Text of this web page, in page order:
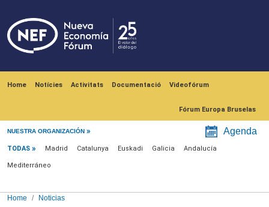
Home Notícies Activitats Documentació Videofórum
Fórum Europa Bruselas
NUESTRA ORGANIZACIÓN Agenda
Menú noticias
TODAS Madrid Catalunya Euskadi Galicia Andalucía
Mediterráneo
Home Noticias